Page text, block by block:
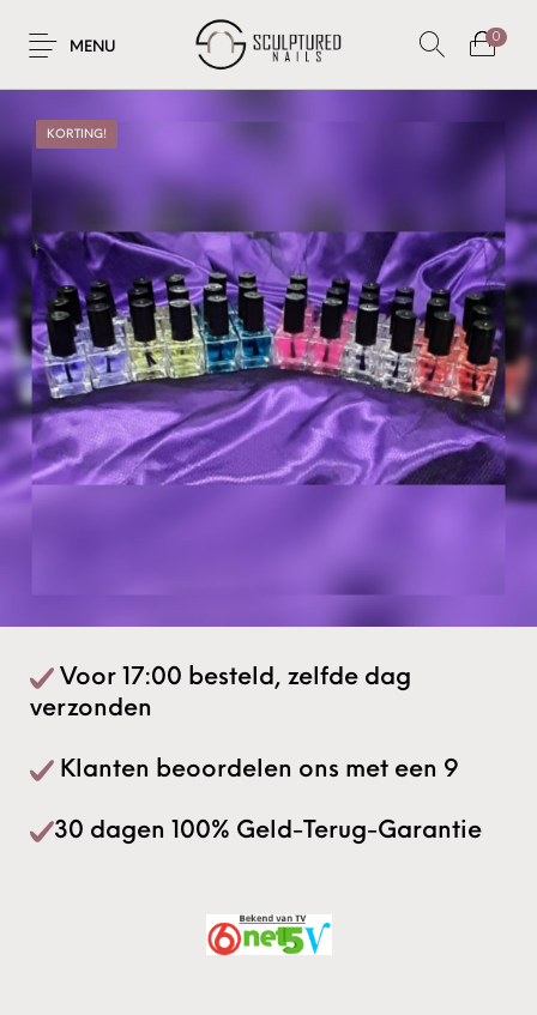
MENU
0
KORTING!
Voor 17:00 besteld, zelfde dag
verzonden
Klanten beoordelen ons met een 9
30 dagen 100% Geld-Terug-Garantie